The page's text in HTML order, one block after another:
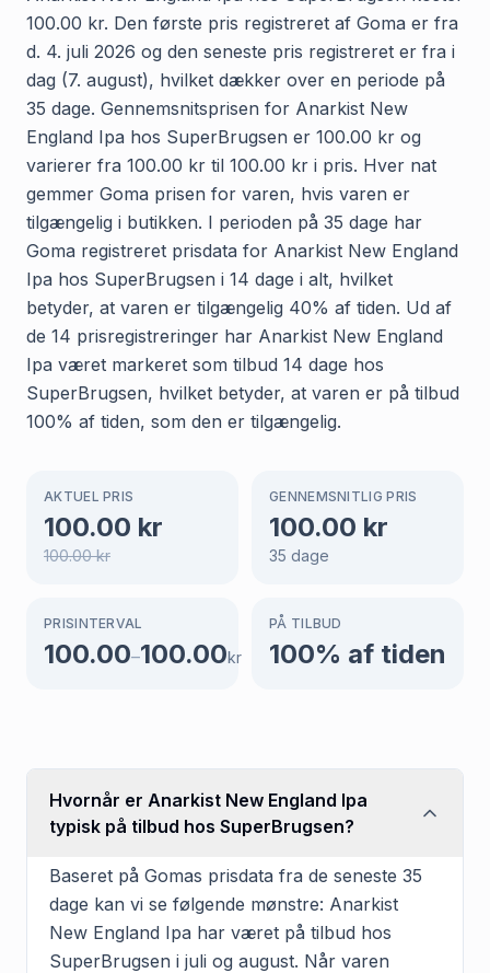
100.00 kr. Den første pris registreret af Goma er fra
d. 4. juli 2026 og den seneste pris registreret er fra i
dag (7. august), hvilket dækker over en periode på
35 dage. Gennemsnitsprisen for Anarkist New
England Ipa hos SuperBrugsen er 100.00 kr og
varierer fra 100.00 kr til 100.00 kr i pris. Hver nat
gemmer Goma prisen for varen, hvis varen er
tilgængelig i butikken. I perioden på 35 dage har
Goma registreret prisdata for Anarkist New England
Ipa hos SuperBrugsen i 14 dage i alt, hvilket
betyder, at varen er tilgængelig 40% af tiden. Ud af
de 14 prisregistreringer har Anarkist New England
Ipa været markeret som tilbud 14 dage hos
SuperBrugsen, hvilket betyder, at varen er på tilbud
100% af tiden, som den er tilgængelig.
AKTUEL PRIS
100.00 kr
100.00kr
GENNEMSNITLIG PRIS
100.00 kr
35 dage
PRISINTERVAL
100.00–100.00kr
PÅ TILBUD
100% af tiden
Hvornår er Anarkist New England Ipa
typisk på tilbud hos SuperBrugsen?
Baseret på Gomas prisdata fra de seneste 35
dage kan vi se følgende mønstre: Anarkist
New England Ipa har været på tilbud hos
SuperBrugsen i juli og august. Når varen